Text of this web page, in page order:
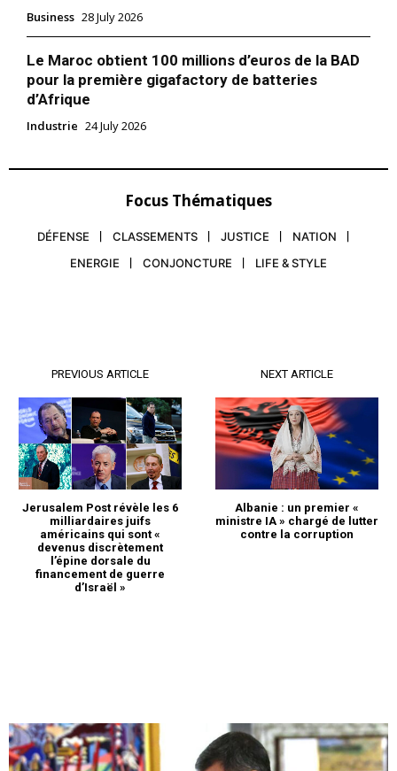
le1.ma
Business 28 July 2026
Le Maroc obtient 100 millions d’euros de la BAD
pour la première gigafactory de batteries
d’Afrique
Industrie 24 July 2026
Focus Thématiques
DÉFENSE CLASSEMENTS JUSTICE
NATION
ENERGIE
CONJONCTURE LIFE & STYLE
PREVIOUS ARTICLE
Jerusalem Post révèle les 6
milliardaires juifs
américains qui sont «
devenus discrètement
l’épine dorsale du
financement de guerre
d’Israël »
NEXT ARTICLE
Albanie : un premier «
ministre IA » chargé de lutter
contre la corruption